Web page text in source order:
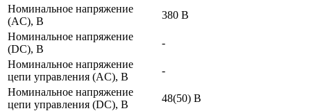
Номинальное напряжение
(AC), В
380 В
Номинальное напряжение
(DC), В
-
Номинальное напряжение
цепи управления (AC), В
-
Номинальное напряжение
цепи управления (DC), В
48(50) В